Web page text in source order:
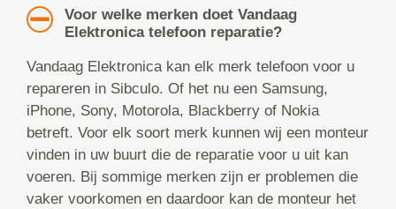
Voor welke merken doet Vandaag
Elektronica telefoon reparatie?
Vandaag Elektronica kan elk merk telefoon voor u
repareren in Sibculo. Of het nu een Samsung,
iPhone, Sony, Motorola, Blackberry of Nokia
betreft. Voor elk soort merk kunnen wij een monteur
vinden in uw buurt die de reparatie voor u uit kan
voeren. Bij sommige merken zijn er problemen die
vaker voorkomen en daardoor kan de monteur het